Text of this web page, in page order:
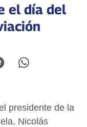
el día del
presidente de la
Nicolás